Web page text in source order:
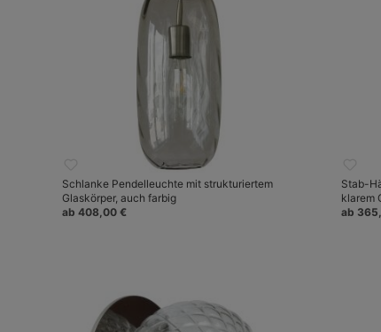
Schlanke Pendelleuchte mit strukturiertem
Glaskörper, auch farbig
ab 408,00 €
Stab-
klarem
ab